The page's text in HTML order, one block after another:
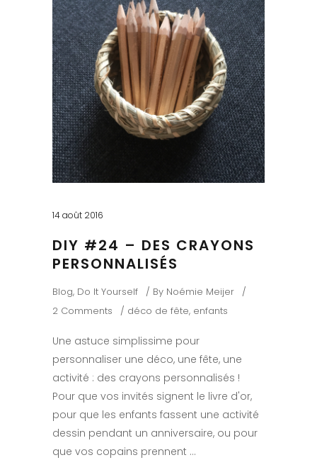
14 août 2016
DIY #24 – DES CRAYONS
PERSONNALISÉS
Blog, Do It Yourself By Noémie Meijer
2 Comments
déco de fête, enfants
Une astuce simplissime pour
personnaliser une déco, une fête, une
activité : des crayons personnalisés !
Pour que vos invités signent le livre d'or,
pour que les enfants fassent une activité
dessin pendant un anniversaire, ou pour
que vos copains prennent